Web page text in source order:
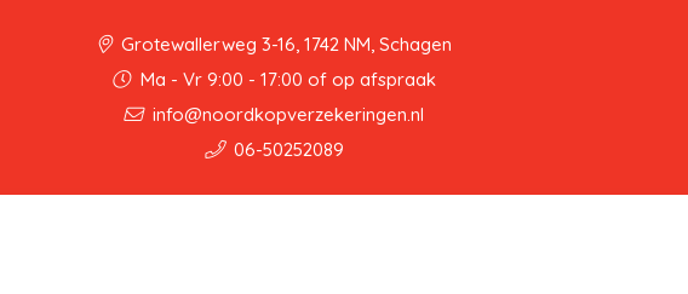
Grotewallerweg 3-16, 1742 NM, Schagen
Ma - Vr 9:00 - 17:00 of op afspraak
info@noordkopverzekeringen.nl
06-50252089